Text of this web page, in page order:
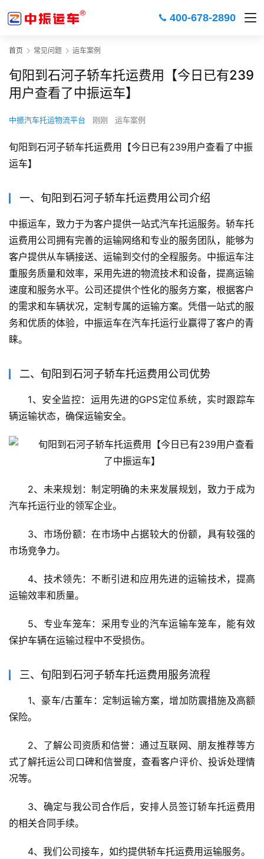
400-678-2890
首页 常见问题 运车案例
旬阳到石河子轿车托运费用【今日已有239
用户查看了中振运车】
中振汽车托运物流平台 刚刚 运车案例
旬阳到石河子轿车托运费用【今日已有239用户查看了中振
运车】
一、旬阳到石河子轿车托运费用公司介绍
中振运车，致力于为客户提供一站式汽车托运服务。轿车托
运费用公司拥有完善的运输网络和专业的服务团队，能够为
客户提供从车辆接送、运输到交付的全程服务。中振运车注
重服务质量和效率，采用先进的物流技术和设备，提高运输
速度和服务水平。公司还提供个性化的服务方案，根据客户
的需求和车辆状况，定制专属的运输方案。凭借一站式的服
务和优质的体验，中振运车在汽车托运行业赢得了客户的青
睐。
二、旬阳到石河子轿车托运费用公司优势
1、安全监控：运用先进的GPS定位系统，实时跟踪车
辆运输状态，确保运输安全。
2、未来规划：制定明确的未来发展规划，致力于成为
汽车托运行业的领军企业。
3、市场份额：在市场中占据较大的份额，具有较强的
市场竞争力。
4、技术领先：不断引进和应用先进的运输技术，提高
运输效率和质量。
5、专业车笼车：采用专业的汽车运输车笼车，能有效
保护车辆在运输过程中不受损伤。
三、旬阳到石河子轿车托运费用服务流程
1、豪车/古董车：定制运输方案，增加防震措施及高额
保险。
2、了解公司资质和信誉：通过互联网、朋友推荐等方
式了解托运公司口碑和信誉度，查看客户评价、投诉处理情
况等。
3、确定与我公司合作后，安排人员签订轿车托运费用
的相关合同手续。
4、我们公司接车，如约提供轿车托运费用运输服务。